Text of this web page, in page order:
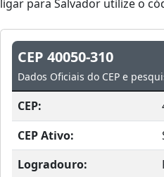
ligar para Salvador utilize o
CEP 40050-310
Dados Oficiais do CEP e
CEP:
CEP Ativo:
Logradouro: